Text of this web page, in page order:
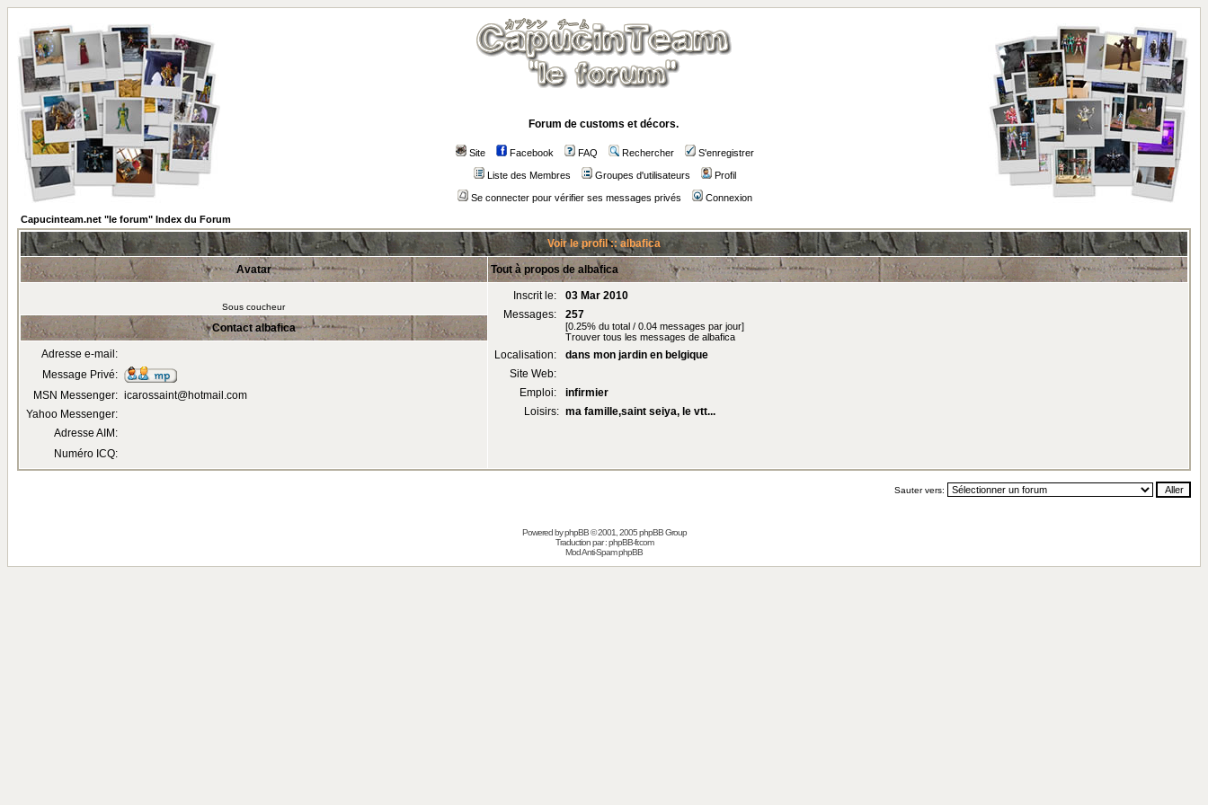
Forum de customs et décors.
Site Facebook FAQ Rechercher S'enregistrer
Liste des Membres Groupes d'utilisateurs Profil
Se connecter pour vérifier ses messages privés
Connexion
Capucinteam.net "le forum" Index du Forum
Voir le profil :: albafica
Avatar Tout à propos de albafica
Sous coucheur
Inscrit le:
03 Mar 2010
Messages:
257
[0.25% du total / 0.04 messages par jour]
Trouver tous les messages de albafica
Localisation:
dans mon jardin en belgique
Site Web:
Emploi:
infirmier
Loisirs: ma famille,saint seiya, le vtt...
Contact albafica
Adresse e-mail:
Message Privé:
MSN Messenger: icarossaint@hotmail.com
Yahoo Messenger:
Adresse AIM:
Numéro ICQ:
Sauter vers:
Powered byphpBB© 2001, 2005 phpBB Group
Traduction par :phpBB-fr.com
Mod Anti-Spam phpBB